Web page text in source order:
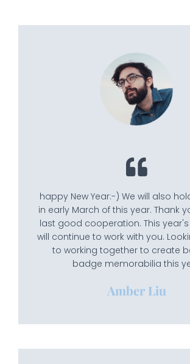
happy New Year:-) We will also
in early March of this year. Thank
last good cooperation. This
will continue to work with you.
to working together to create
badge memorabilia this
Amber Liu